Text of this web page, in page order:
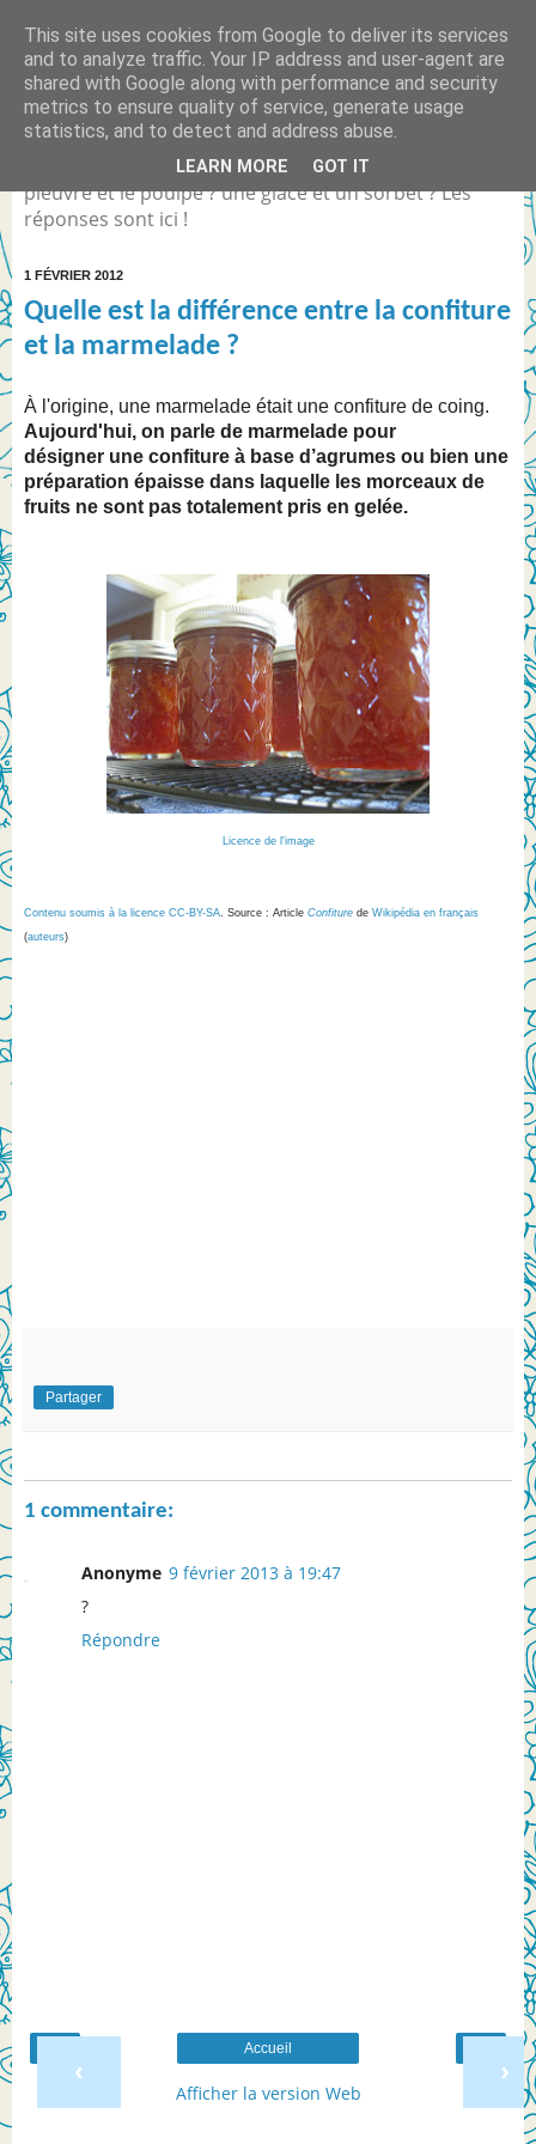
Quelle est la différence
entre... ?
Différence entre Coca Light et le Coca Zéro ? la
pieuvre et le poulpe ? une glace et un sorbet ? Les
réponses sont ici !
1 FÉVRIER 2012
Quelle est la différence entre la confiture
et la marmelade ?
À l'origine, une marmelade était une confiture de coing.
Aujourd'hui, on parle de marmelade pour
désigner une confiture à base d’agrumes ou bien une
préparation épaisse dans laquelle les morceaux de
fruits ne sont pas totalement pris en gelée.
Licence de l'image
Contenu soumis à la licence CC-BY-SA . Source : Article Confiture de Wikipédia en français
(auteurs)
Partager
1 commentaire:
Anonyme 9 février 2013 à 19:47
?
Répondre
‹ ›
Accueil
Afficher la version Web
This site uses cookies from Google to deliver its services
and to analyze traffic. Your IP address and user-agent are
shared with Google along with performance and security
metrics to ensure quality of service, generate usage
statistics, and to detect and address abuse.
LEARN MORE GOT IT